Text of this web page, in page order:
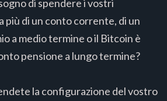
di spendere i vostri
più di un conto corrente, di un
a medio termine o il Bitcoin è
pensione a lungo termine?
la configurazione del vostro